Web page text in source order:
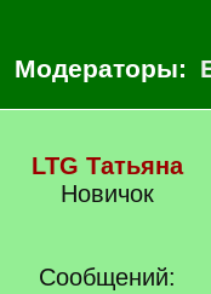
Модераторы:
LTG Татьяна
Новичок
Сообщений: